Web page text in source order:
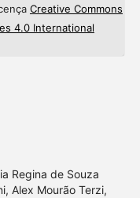
Creative Commons
4.0 International
Regina de Souza
Alex Mourão Terzi,